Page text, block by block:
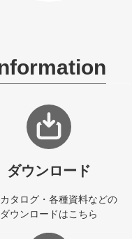
ダウンロード
タログ・各種資料などの
ダウンロードはこちら